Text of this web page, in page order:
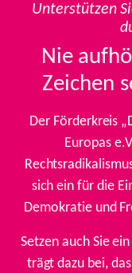
Unterstützen
Nie
Zeichen
Der Förderkreis
Europas
sich ein für die
Demokratie und
Setzen auch Sie
trägt dazu bei,